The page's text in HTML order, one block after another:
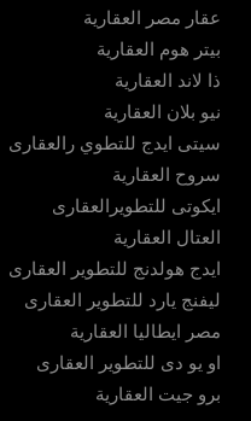
عقار مصر العقارية
بيتر هوم العقارية
ذا لاند العقارية
نيو بلان العقارية
سيتى ايدج للتطوي رالعقارى
سروح العقارية
ايكوتى للتطويرالعقارى
العتال العقارية
ايدج هولدنج للتطوير العقارى
ليفنج يارد للتطوير العقارى
مصر ايطاليا العقارية
او يو دى للتطوير العقارى
برو جيت العقارية